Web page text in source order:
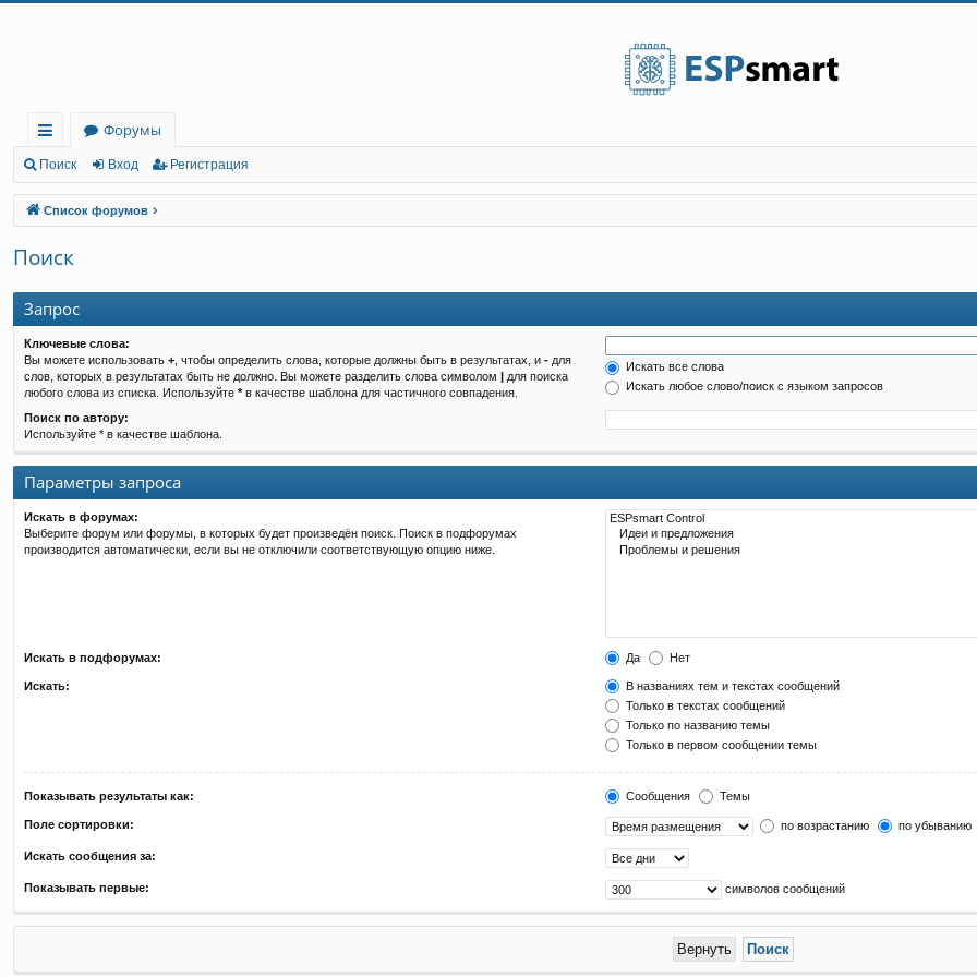
с
ы
лк
и
Форумы
Поиск Вход Регистрация
Список форумов
Поиск
Запрос
Ключевые слова:
Вы можете использовать + , чтобы определить слова, которые должны быть в результатах, и - для
слов, которых в результатах быть не должно. Вы можете разделить слова символом | для поиска
любого слова из списка. Используйте *в качестве шаблона для частичного совпадения.
Искать все слова
Искать любое слово/поиск с языком запросов
Поиск по автору:
Используйте * в качестве шаблона.
Параметры запроса
Искать в форумах:
Выберите форум или форумы, в которых будет произведён поиск. Поиск в подфорумах
производится автоматически, если вы не отключили соответствующую опцию ниже.
Искать в подфорумах: Да Нет
Искать:
В названиях тем и текстах сообщений
Только в текстах сообщений
Только по названию темы
Только в первом сообщении темы
Показывать результаты как: Сообщения Темы
Поле сортировки: по возрастанию по убыванию
Искать сообщения за:
Показывать первые: символов сообщений